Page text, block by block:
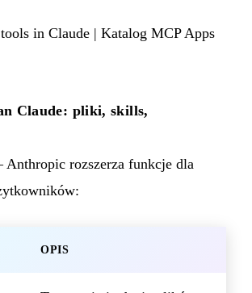
in Claude | Katalog MCP Apps
Claude: pliki, skills,
rozszerza funkcje dla
OPIS